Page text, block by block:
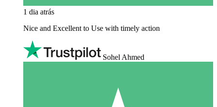
1 dia atrás
Nice and Excellent to Use with timely action
Sohel Ahmed